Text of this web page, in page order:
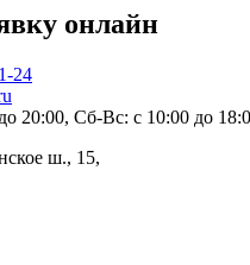
онлайн
24
20:00, Сб-Вс: с 10:00 до
ш., 15,